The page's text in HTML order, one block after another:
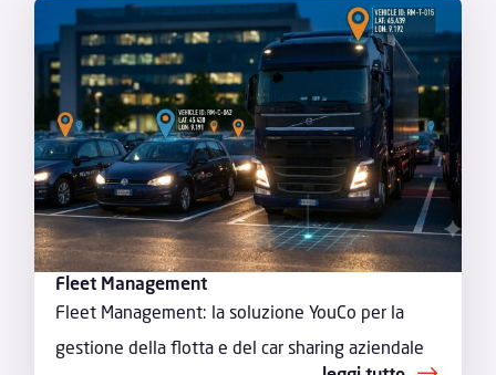
Fleet Management
Fleet Management: la soluzione YouCo per la
gestione della flotta e del car sharing aziendale